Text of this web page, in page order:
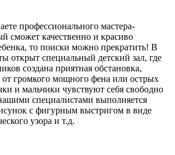
профессионального мастера-
сможет качественно и красиво
то поиски можно прекратить! В
открыт специальный детский зал, где
создана приятная обстановка,
громкого мощного фена или острых
и мальчики чувствуют себя свободно
специалистами выполняется
с фигурным выстригом в виде
узора и т.д.